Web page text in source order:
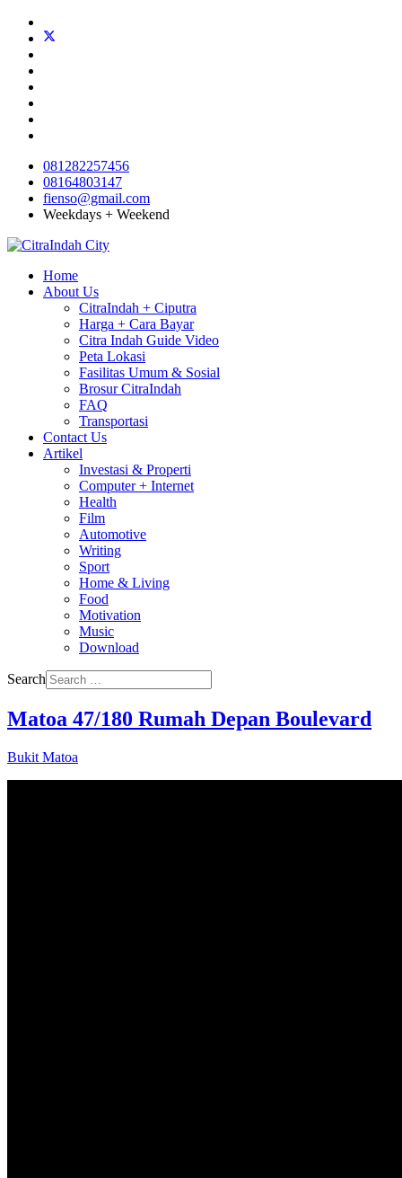
081282257456
08164803147
fienso@gmail.com
Weekdays + Weekend
Home
About Us
CitraIndah + Ciputra
Harga + Cara Bayar
Citra Indah Guide Video
Peta Lokasi
Fasilitas Umum & Sosial
Brosur CitraIndah
FAQ
Transportasi
Contact Us
Artikel
Investasi & Properti
Computer + Internet
Health
Film
Automotive
Writing
Sport
Home & Living
Food
Motivation
Music
Download
Search
Matoa 47/180 Rumah Depan Boulevard
Bukit Matoa